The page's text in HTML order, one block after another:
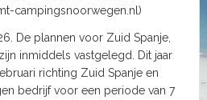
campingsnoorwegen.nl)
De plannen voor Zuid Spanje,
inmiddels vastgelegd. Dit jaar
richting Zuid Spanje en
bedrijf voor een periode van 7